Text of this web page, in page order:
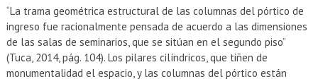
“La trama geométrica estructural de las columnas del pórtico de
ingreso fue racionalmente pensada de acuerdo a las dimensiones
de las salas de seminarios, que se sitúan en el segundo piso”
(Tuca, 2014, pág. 104). Los pilares cilíndricos, que tiñen de
monumentalidad el espacio, y las columnas del pórtico están